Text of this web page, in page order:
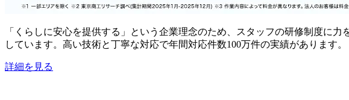
「くらしに安心を提供する」という企業理念のため、スタッフの研修制度に
しています。高い技術と丁寧な対応で年間対応件数100万件の実績があります。
詳細を見る